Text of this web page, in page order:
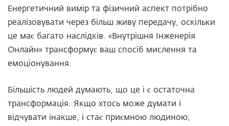
Енергетичний вимір та фізичний аспект потрібно
реалізовувати через більш живу передачу, оскільки
це має багато наслідків. «Внутрішня Інженерія
Онлайн» трансформує ваш спосіб мислення та
емоціонування.
Більшість людей думають, що це і є остаточна
трансформація. Якщо хтось може думати і
відчувати інакше, і стає приємною людиною,